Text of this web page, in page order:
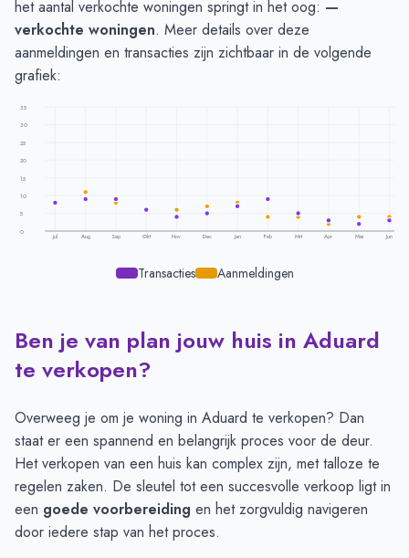
het aantal verkochte woningen springt in het oog: —
verkochte woningen. Meer details over deze
aanmeldingen en transacties zijn zichtbaar in de volgende
grafiek:
35
30
25
20
15
10
5
0
Jul Aug Sep Okt Nov Dec Jan Feb Mrt Apr Mei Jun
Transacties Aanmeldingen
Transacties en aanmeldingen per maand - Aduard
Maand
Transacties
Juli
8
11
September
9
8
Oktober
6
November
December
Januari
7
8
Ben je van plan jouw huis in Aduard
te verkopen?
Overweeg je om je woning in Aduard te verkopen? Dan
staat er een spannend en belangrijk proces voor de deur.
Het verkopen van een huis kan complex zijn, met talloze te
regelen zaken. De sleutel tot een succesvolle verkoop ligt in
een goede voorbereiding en het zorgvuldig navigeren
door iedere stap van het proces.